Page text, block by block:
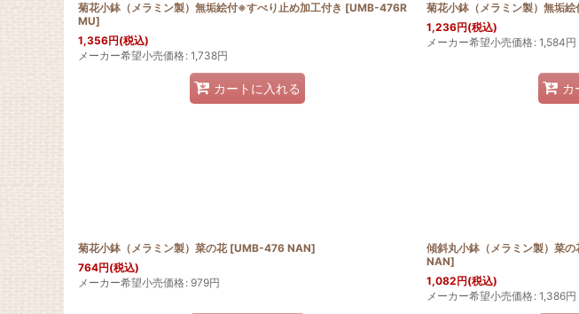
菊花小鉢（メラミン製）無垢絵付※すべり止め加工付き [UMB-476R
MU]
1,356円(税込)
メーカー希望小売価格: 1,738円
カートに入れる
菊花小鉢（メラミン製）無垢絵
1,236円(税込)
メーカー希望小売価格: 1,584円
カ
菊花小鉢（メラミン製）菜の花 [UMB-476 NAN]
764円(税込)
メーカー希望小売価格: 979円
傾斜丸小鉢（メラミン製）菜
NAN]
1,082円(税込)
メーカー希望小売価格: 1,386円